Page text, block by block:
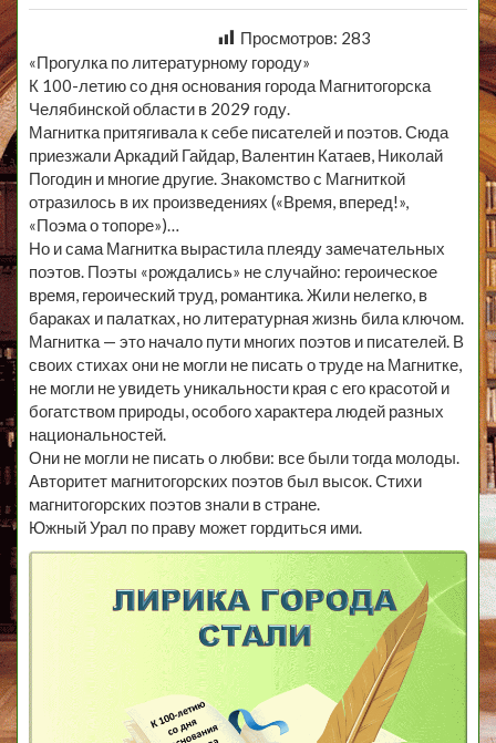
Просмотров: 283
«Прогулка по литературному городу»
К 100-летию со дня основания города Магнитогорска
Челябинской области в 2029 году.
Магнитка притягивала к себе писателей и поэтов. Сюда
приезжали Аркадий Гайдар, Валентин Катаев, Николай
Погодин и многие другие. Знакомство с Магниткой
отразилось в их произведениях («Время, вперед!»,
«Поэма о топоре»)…
Но и сама Магнитка вырастила плеяду замечательных
поэтов. Поэты «рождались» не случайно: героическое
время, героический труд, романтика. Жили нелегко, в
бараках и палатках, но литературная жизнь била ключом.
Магнитка — это начало пути многих поэтов и писателей. В
своих стихах они не могли не писать о труде на Магнитке,
не могли не увидеть уникальности края с его красотой и
богатством природы, особого характера людей разных
национальностей.
Они не могли не писать о любви: все были тогда молоды.
Авторитет магнитогорских поэтов был высок. Стихи
магнитогорских поэтов знали в стране.
Южный Урал по праву может гордиться ими.